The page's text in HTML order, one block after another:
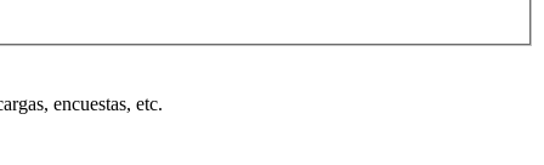
encuestas, etc.